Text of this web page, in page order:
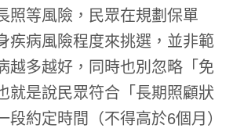
照等風險，民眾在規劃保單
疾病風險程度來挑選，並非範
越多越好，同時也別忽略「免
就是說民眾符合「長期照顧狀
段約定時間（不得高於6個月）